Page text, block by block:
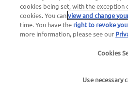
cookies being set, with the exception
cookies. You canview and change
time. You have the right to revoke
more information, please see our
Cookies
Use necessary